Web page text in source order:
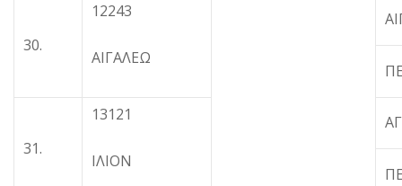
30.
12243
ΑΙΓΑΛΕΩ
31.
13121
ΙΛΙΟΝ